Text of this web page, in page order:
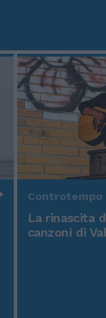
Controtempo
La rinascita
canzoni di